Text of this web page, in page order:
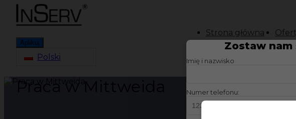
Strona główna
Aplikuj
Polski
Zostaw nam
Imię i nazwisko
Numer telefonu: